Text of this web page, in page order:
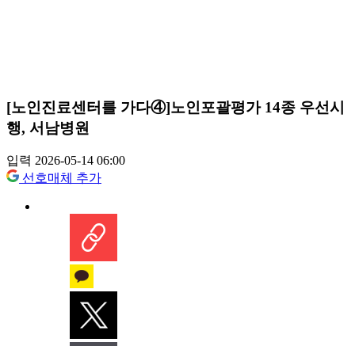
[노인진료센터를 가다④]노인포괄평가 14종 우선시
행, 서남병원
입력 2026-05-14 06:00
선호매체 추가